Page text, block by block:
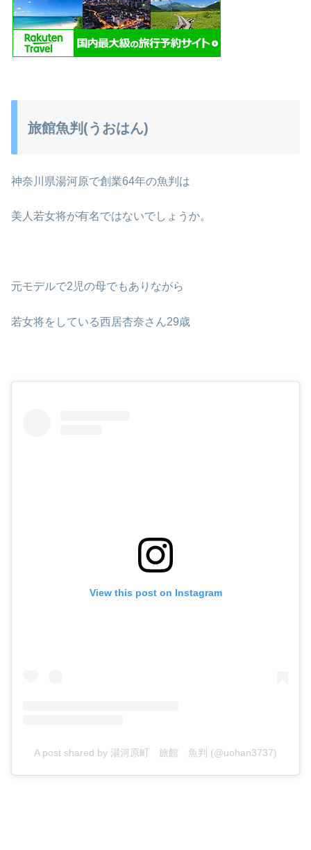
旅館魚判(うおはん)
神奈川県湯河原で創業64年の魚判は
美人若女将が有名ではないでしょうか。
元モデルで2児の母でもありながら
若女将をしている西居杏奈さん29歳
View this post on Instagram
A post shared by 湯河原町 旅館 魚判 (@uohan3737)